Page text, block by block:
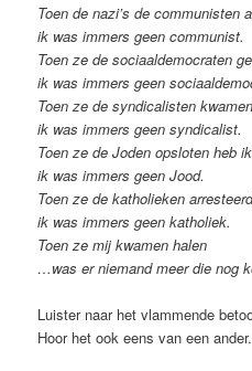
Toen de nazi’s de communisten
ik was immers geen communist.
Toen ze de sociaaldemocraten
ik was immers geen
Toen ze de syndicalisten
ik was immers geen syndicalist.
Toen ze de Joden opsloten heb
ik was immers geen Jood.
Toen ze de katholieken
ik was immers geen katholiek.
Toen ze mij kwamen halen
…was er niemand meer die nog
Luister naar het vlammende
Hoor het ook eens van een